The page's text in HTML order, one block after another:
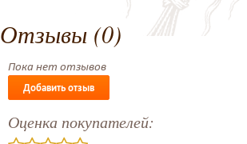
Отзывы (0)
Пока нет отзывов
Добавить отзыв
Оценка покупателей: